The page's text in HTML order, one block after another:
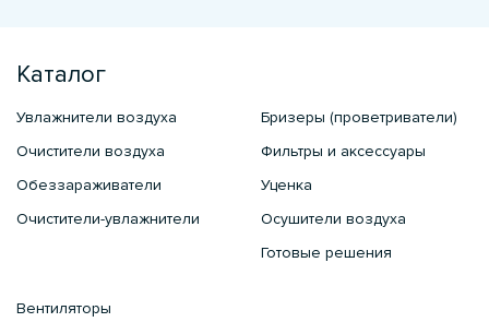
Каталог
Увлажнители воздуха
Очистители воздуха
Обеззараживатели
Очистители-увлажнители
Бризеры (проветриватели)
Фильтры и аксессуары
Уценка
Осушители воздуха
Готовые решения
Вентиляторы